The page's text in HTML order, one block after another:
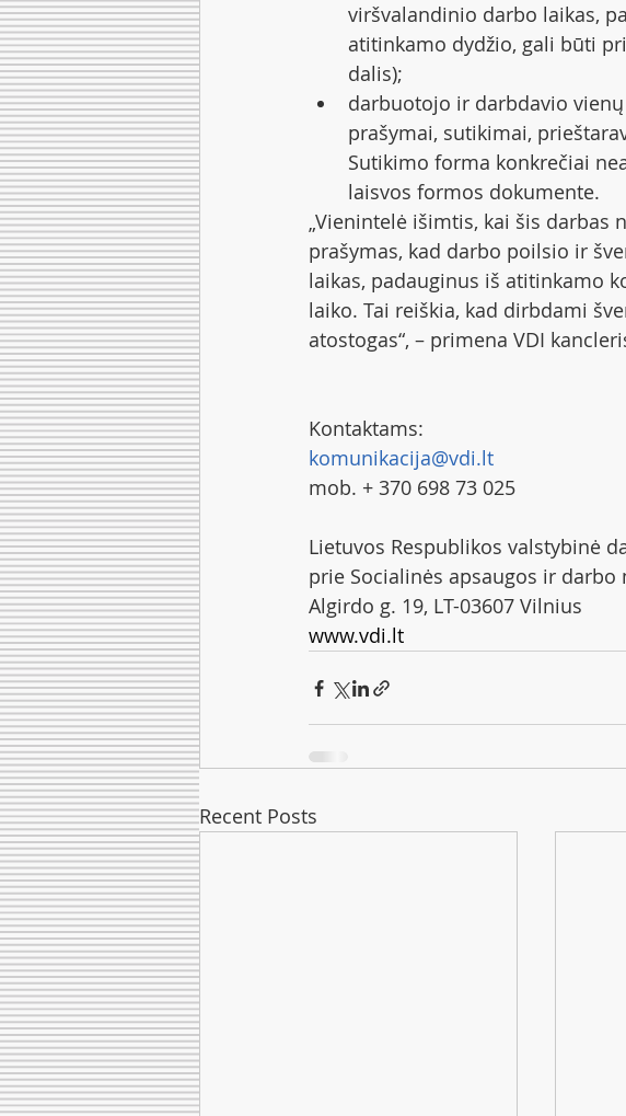
viršvalandinio darbo laikas,
atitinkamo dydžio, gali būti
dalis);
darbuotojo ir darbdavio
prašymai, sutikimai,
Sutikimo forma konkrečiai
laisvos formos dokumente.
„Vienintelė išimtis, kai šis darbas
prašymas, kad darbo poilsio ir
laikas, padauginus iš atitinkamo
laiko. Tai reiškia, kad dirbdami
atostogas“, – primena VDI
Kontaktams:
komunikacija@vdi.lt
mob. + 370 698 73 025
Lietuvos Respublikos valstybinė
prie Socialinės apsaugos ir
Algirdo g. 19, LT-03607 Vilnius
www.vdi.lt
Recent Posts